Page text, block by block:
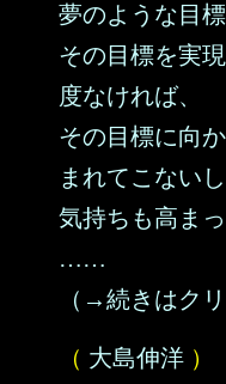
夢のような目
その目標を実
度なければ、
その目標に向
まれてこないし
気持ちも高ま
……
（→続きはクリ
（ 大島伸洋 ）